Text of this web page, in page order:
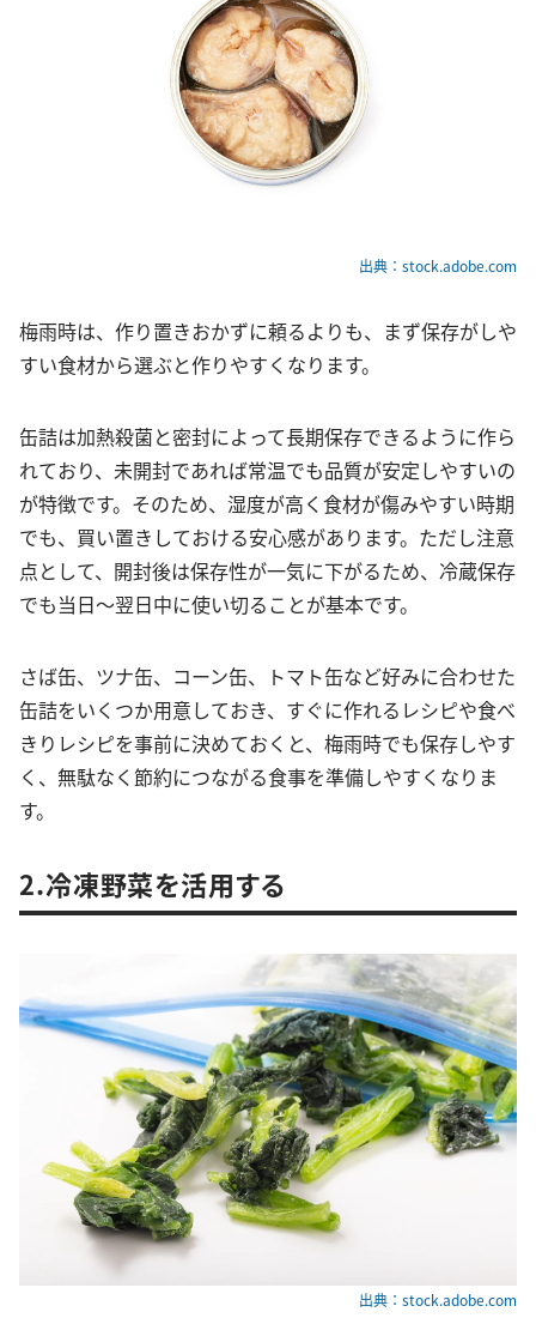
出典：stock.adobe.com
梅雨時は、作り置きおかずに頼るよりも、まず保存がしや
すい食材から選ぶと作りやすくなります。
缶詰は加熱殺菌と密封によって長期保存できるように作ら
れており、未開封であれば常温でも品質が安定しやすいの
が特徴です。そのため、湿度が高く食材が傷みやすい時期
でも、買い置きしておける安心感があります。ただし注意
点として、開封後は保存性が一気に下がるため、冷蔵保存
でも当日〜翌日中に使い切ることが基本です。
さば缶、ツナ缶、コーン缶、トマト缶など好みに合わせた
缶詰をいくつか用意しておき、すぐに作れるレシピや食べ
きりレシピを事前に決めておくと、梅雨時でも保存しやす
く、無駄なく節約につながる食事を準備しやすくなりま
す。
2.冷凍野菜を活用する
出典：stock.adobe.com